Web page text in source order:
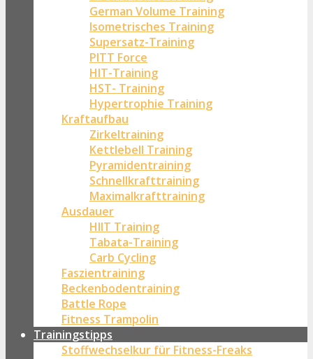
German Volume Training
Isometrisches Training
Supersatz-Training
PITT Force
HIT-Training
HST- Training
Hypertrophie Training
Kraftaufbau
Zirkeltraining
Kettlebell Training
Pyramidentraining
Schnellkrafttraining
Maximalkrafttraining
Ausdauer
HIIT Training
Tabata-Training
Carb Cycling
Faszientraining
Beckenbodentraining
Battle Rope
Fitness Trampolin
Trainingstipps
Stoffwechselkur für Fitness-Freaks